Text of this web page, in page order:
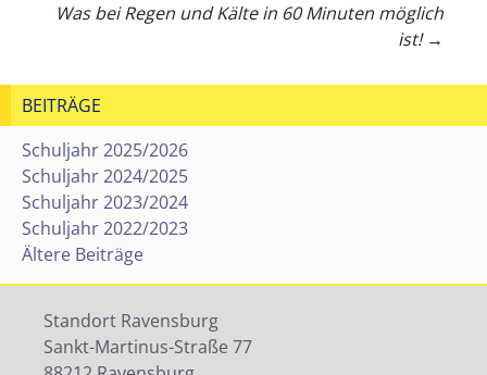
Was bei Regen und Kälte in 60 Minuten möglich
ist! →
BEITRÄGE
Schuljahr 2025/2026
Schuljahr 2024/2025
Schuljahr 2023/2024
Schuljahr 2022/2023
Ältere Beiträge
Standort Ravensburg
Sankt-Martinus-Straße 77